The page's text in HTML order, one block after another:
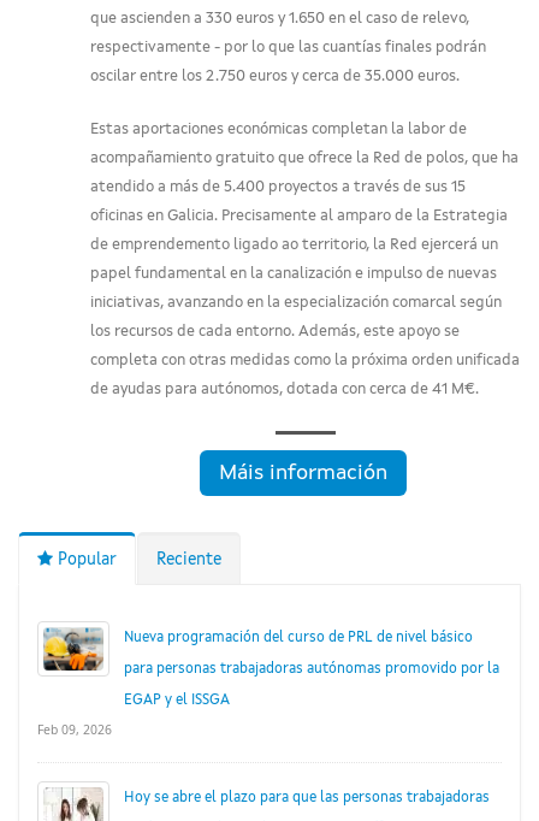
que ascienden a 330 euros y 1.650 en el caso de relevo,
respectivamente - por lo que las cuantías finales podrán
oscilar entre los 2.750 euros y cerca de 35.000 euros.
Estas aportaciones económicas completan la labor de
acompañamiento gratuito que ofrece la Red de polos, que ha
atendido a más de 5.400 proyectos a través de sus 15
oficinas en Galicia. Precisamente al amparo de la Estrategia
de emprendemento ligado ao territorio, la Red ejercerá un
papel fundamental en la canalización e impulso de nuevas
iniciativas, avanzando en la especialización comarcal según
los recursos de cada entorno. Además, este apoyo se
completa con otras medidas como la próxima orden unificada
de ayudas para autónomos, dotada con cerca de 41 M€.
Máis información
Popular Reciente
Nueva programación del curso de PRL de nivel básico
para personas trabajadoras autónomas promovido por la
EGAP y el ISSGA
Feb 09, 2026
Hoy se abre el plazo para que las personas trabajadoras